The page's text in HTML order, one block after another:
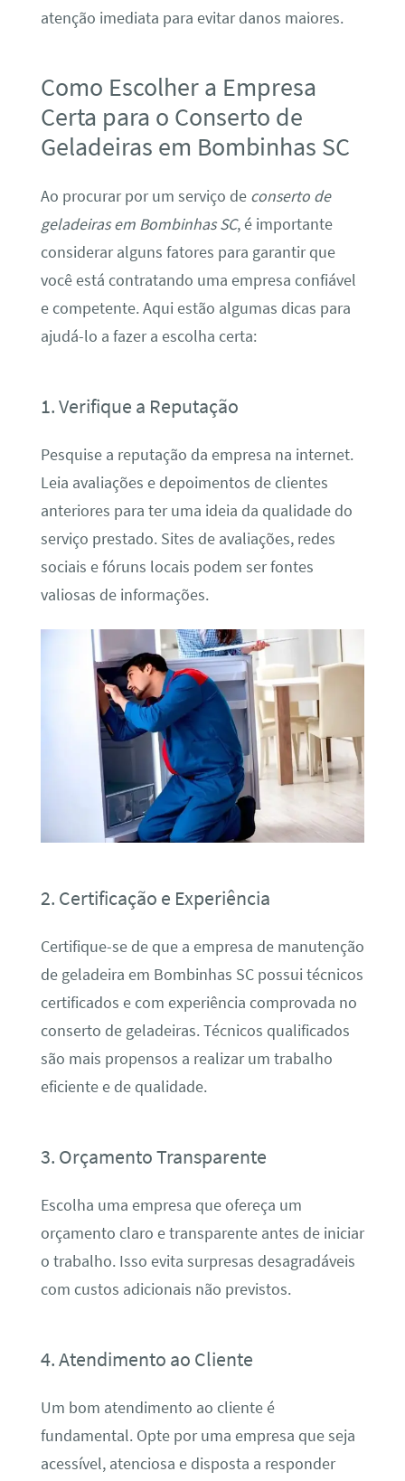
atenção imediata para evitar danos maiores.
Como Escolher a Empresa
Certa para o Conserto de
Geladeiras em Bombinhas SC
Ao procurar por um serviço de conserto de
geladeiras em Bombinhas SC, é importante
considerar alguns fatores para garantir que
você está contratando uma empresa confiável
e competente. Aqui estão algumas dicas para
ajudá-lo a fazer a escolha certa:
1. Verifique a Reputação
Pesquise a reputação da empresa na internet.
Leia avaliações e depoimentos de clientes
anteriores para ter uma ideia da qualidade do
serviço prestado. Sites de avaliações, redes
sociais e fóruns locais podem ser fontes
valiosas de informações.
2. Certificação e Experiência
Certifique-se de que a empresa de manutenção
de geladeira em Bombinhas SC possui técnicos
certificados e com experiência comprovada no
conserto de geladeiras. Técnicos qualificados
são mais propensos a realizar um trabalho
eficiente e de qualidade.
3. Orçamento Transparente
Escolha uma empresa que ofereça um
orçamento claro e transparente antes de iniciar
o trabalho. Isso evita surpresas desagradáveis
com custos adicionais não previstos.
4. Atendimento ao Cliente
Um bom atendimento ao cliente é
fundamental. Opte por uma empresa que seja
acessível, atenciosa e disposta a responder